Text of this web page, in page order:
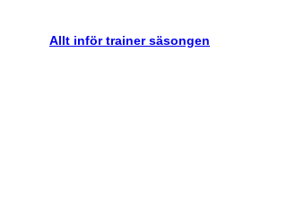
Allt inför trainer säsongen